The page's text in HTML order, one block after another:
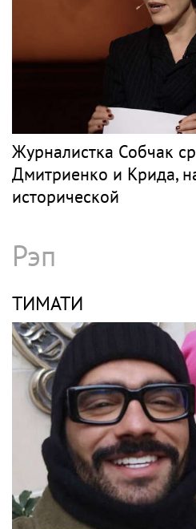
Журналистка Собчак
Дмитриенко и Крида,
исторической
Рэп
ТИМАТИ